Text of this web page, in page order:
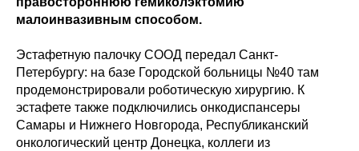
малоинвазивным способом.
Эстафетную палочку СООД передал Санкт-
Петербургу: на базе Городской больницы №40 там
продемонстрировали роботическую хирургию. К
эстафете также подключились онкодиспансеры
Самары и Нижнего Новгорода, Республиканский
онкологический центр Донецка, коллеги из